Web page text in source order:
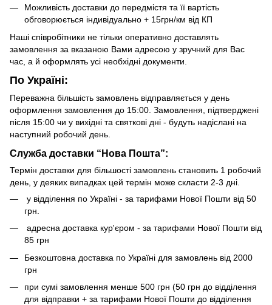
Можливість доставки до передмістя та її вартість
обговорюється індивідуально + 15грн/км від КП
Наші співробітники не тільки оперативно доставлять
замовлення за вказаною Вами адресою у зручний для Вас
час, а й оформлять усі необхідні документи.
По Україні:
Переважна більшість замовлень відправляється у день
оформлення замовлення до 15:00. Замовлення, підтверджені
після 15:00 чи у вихідні та святкові дні - будуть надіслані на
наступний робочий день.
Служба доставки “Нова Пошта”:
Термін доставки для більшості замовлень становить 1 робочий
день, у деяких випадках цей термін може скласти 2-3 дні.
у відділення по Україні - за тарифами Нової Пошти від 50
грн.
адресна доставка кур'єром - за тарифами Нової Пошти від
85 грн
Безкоштовна доставка по Україні для замовлень від 2000
грн
при сумі замовлення менше 500 грн (50 грн до відділення
для відправки + за тарифами Нової Пошти до відділення